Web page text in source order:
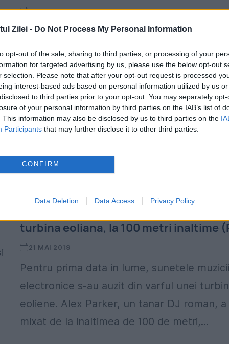
Zilei - Do Not Process My Personal Information
opt-out of the sale, sharing to third parties, or processing of your
for targeted advertising by us, please use the below opt-out
selection. Please note that after your opt-out request is processed
interest-based ads based on personal information utilized by us
to third parties prior to your opt-out. You may separately
of your personal information by third parties on the IAB’s list of
This information may also be disclosed by us to third parties on the
Participants that may further disclose it to other third parties.
CONFIRM
Data Deletion Data Access Privacy Policy
27 MAI 2019
Grupul ceh de utilităţi CEZ şi-a planificat
vânzarea activelor din România, Bulgaria,
Turcia şi Polonia, ca parte a strategiei de a
se concentra pe piaţa din Cehia, a
luni,...
EXPERIENTA in premiera la nivel
turbina eoliana, la 100 metri inaltime
21 MAI 2019
Pentru prima data in lume, sunetele muzicii
electronice s-au auzit din varful unei
eoliene. Alex Parker, un tanar DJ roman, a
mixat de la inaltimea de 100 de metri,...